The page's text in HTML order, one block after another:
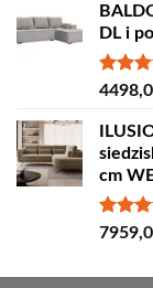
DL i
cm